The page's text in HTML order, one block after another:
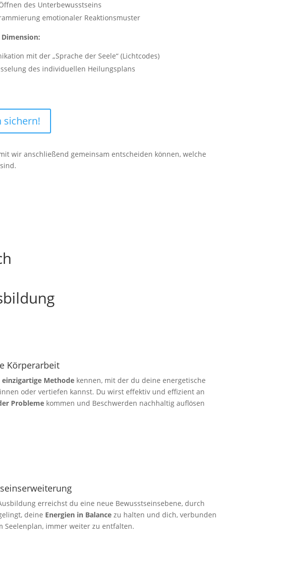
des Unterbewusstseins
emotionaler Reaktionsmuster
mit der „Sprache der Seele“ (Lichtcodes)
des individuellen Heilungsplans
sichern!
wir anschließend gemeinsam entscheiden können, welche
Körperarbeit
einzigartige Methodekennen, mit der du deine energetische
oder vertiefen kannst. Du wirst effektiv und effizient an
Problemekommen und Beschwerden nachhaltig auflösen
erreichst du eine neue Bewusstseinsebene, durch
deine Energien in Balancezu halten und dich, verbunden
Seelenplan, immer weiter zu entfalten.